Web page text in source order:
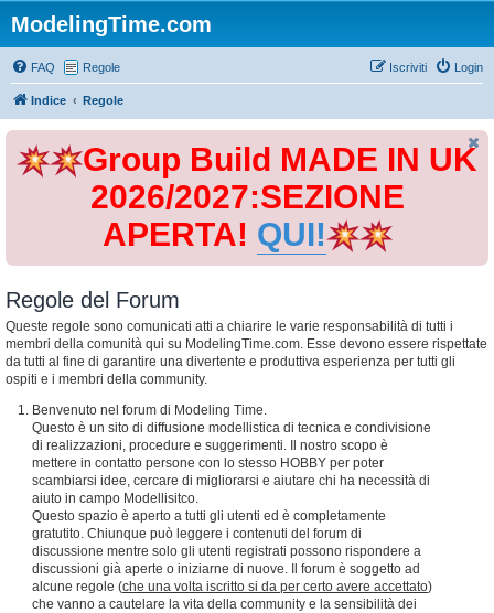
ModelingTime.com
FAQ Regole Login
Iscriviti
Indice Regole
Group Build MADE IN UK
2026/2027:SEZIONE
APERTA! QUI!
Regole del Forum
Queste regole sono comunicati atti a chiarire le varie responsabilità di tutti i
membri della comunità qui su ModelingTime.com. Esse devono essere rispettate
da tutti al fine di garantire una divertente e produttiva esperienza per tutti gli
ospiti e i membri della community.
Benvenuto nel forum di Modeling Time.
Questo è un sito di diffusione modellistica di tecnica e condivisione
di realizzazioni, procedure e suggerimenti. Il nostro scopo è
mettere in contatto persone con lo stesso HOBBY per poter
scambiarsi idee, cercare di migliorarsi e aiutare chi ha necessità di
aiuto in campo Modellisitco.
Questo spazio è aperto a tutti gli utenti ed è completamente
gratutito. Chiunque può leggere i contenuti del forum di
discussione mentre solo gli utenti registrati possono rispondere a
discussioni già aperte o iniziarne di nuove. Il forum è soggetto ad
alcune regole (che una volta iscritto si da per certo avere accettato)
che vanno a cautelare la vita della community e la sensibilità dei